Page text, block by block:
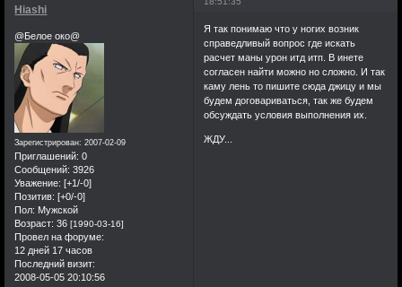
старых знакомых,а
может быть просто
из интереса
существует ли еще
мой единственный
когда-то успешный
форум. Не знаю
почему,но судия по
Hiashi
@Белое око@
Зарегистрирован: 2007-02-09
Приглашений: 0
Сообщений: 3926
Уважение: [+1/-0]
Позитив: [+0/-0]
Пол: Мужской
Возраст: 36[1990-03-16]
Провел на форуме:
12 дней 17 часов
Последний визит:
2008-05-05 20:10:56
Я так понимаю что у ногих возник
справедливый вопрос где искать
расчет маны урон итд итп. В инете
согласен найти можно но сложно. И так
каму лень то пишите сюда джицу и мы
будем договариваться, так же будем
обсуждать условия выполнения их.
ЖДУ...